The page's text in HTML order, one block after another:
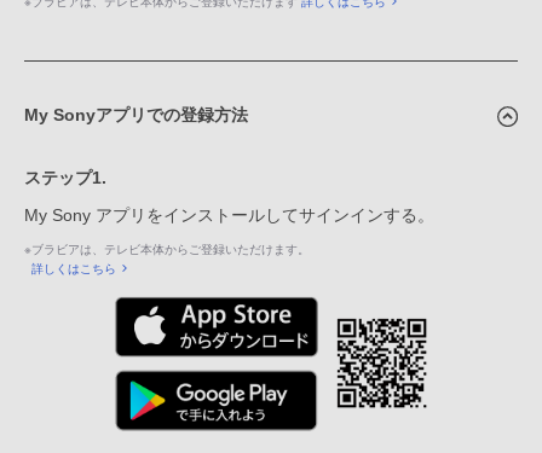
My Sonyアプリでの登録方法
ステップ1.
My Sony アプリをインストールしてサインインする。
※ブラビアは、テレビ本体からご登録いただけます。
詳しくはこちら